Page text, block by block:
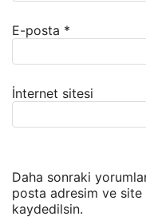
E-posta *
İnternet sitesi
Daha sonraki
posta adresim ve site
kaydedilsin.